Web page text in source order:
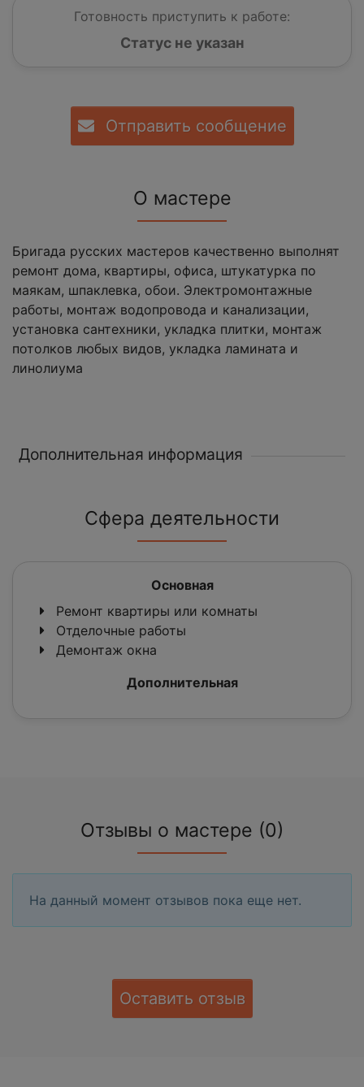
Готовность приступить к работе:
Статус не указан
Отправить сообщение
О мастере
Бригада русских мастеров качественно выполнят
ремонт дома, квартиры, офиса, штукатурка по
маякам, шпаклевка, обои. Электромонтажные
работы, монтаж водопровода и канализации,
установка сантехники, укладка плитки, монтаж
потолков любых видов, укладка ламината и
линолиума
Дополнительная информация
Сфера деятельности
Основная
Ремонт квартиры или комнаты
Отделочные работы
Демонтаж окна
Дополнительная
Отзывы о мастере (0)
На данный момент отзывов пока еще нет.
Оставить отзыв